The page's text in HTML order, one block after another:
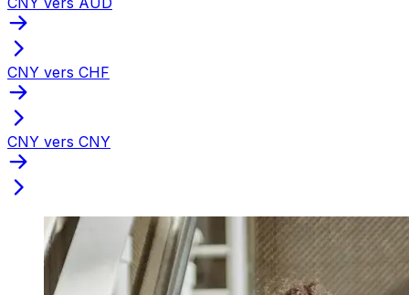
CNY vers CHF
CNY vers CNY